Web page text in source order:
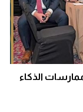
الذكاء